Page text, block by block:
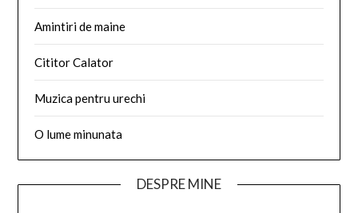
Amintiri de maine
Cititor Calator
Muzica pentru urechi
O lume minunata
DESPRE MINE